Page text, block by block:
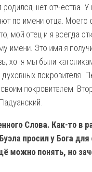
родился, нет отчества.
по имени отца. Моего
мой отец и я всегда
имени. Это имя я
хотя мы были
покровителя.
покровителем.
Слова. Как-то в
просил у Бога для
можно понять, но